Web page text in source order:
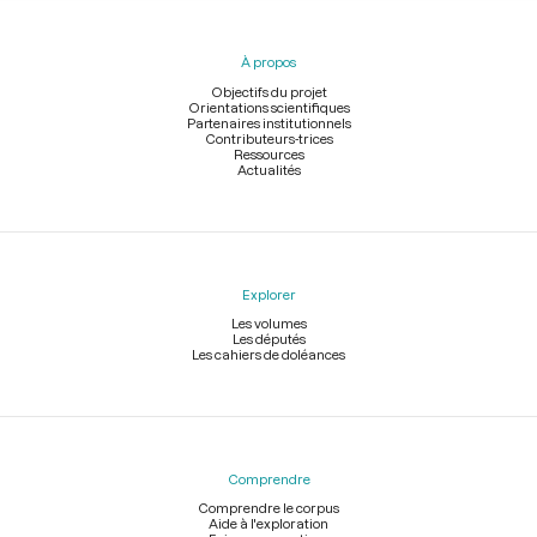
À propos
Objectifs du projet
Orientations scientifiques
Partenaires institutionnels
Contributeurs-trices
Ressources
Actualités
Explorer
Les volumes
Les députés
Les cahiers de doléances
Comprendre
Comprendre le corpus
Aide à l'exploration